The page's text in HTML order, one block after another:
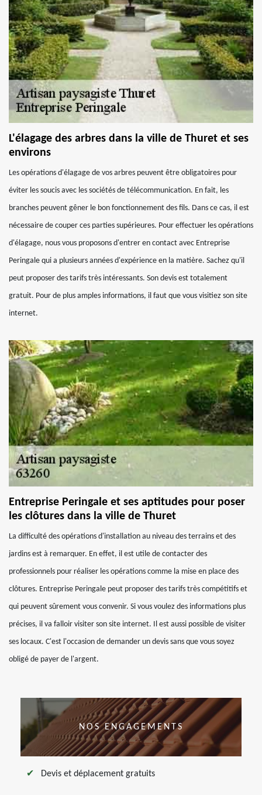
L'élagage des arbres dans la ville de Thuret et ses
environs
Les opérations d'élagage de vos arbres peuvent être obligatoires pour
éviter les soucis avec les sociétés de télécommunication. En fait, les
branches peuvent gêner le bon fonctionnement des fils. Dans ce cas, il est
nécessaire de couper ces parties supérieures. Pour effectuer les opérations
d'élagage, nous vous proposons d'entrer en contact avec Entreprise
Peringale qui a plusieurs années d'expérience en la matière. Sachez qu'il
peut proposer des tarifs très intéressants. Son devis est totalement
gratuit. Pour de plus amples informations, il faut que vous visitiez son site
internet.
Entreprise Peringale et ses aptitudes pour poser
les clôtures dans la ville de Thuret
La difficulté des opérations d'installation au niveau des terrains et des
jardins est à remarquer. En effet, il est utile de contacter des
professionnels pour réaliser les opérations comme la mise en place des
clôtures. Entreprise Peringale peut proposer des tarifs très compétitifs et
qui peuvent sûrement vous convenir. Si vous voulez des informations plus
précises, il va falloir visiter son site internet. Il est aussi possible de visiter
ses locaux. C'est l'occasion de demander un devis sans que vous soyez
obligé de payer de l'argent.
NOS ENGAGEMENTS
Devis et déplacement gratuits